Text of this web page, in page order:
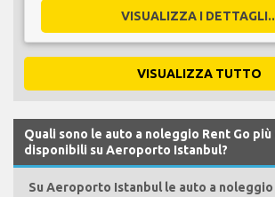
VISUALIZZA I
VISUALIZZA TUTTO
Quali sono le auto a noleggio Rent Go più
disponibili su Aeroporto Istanbul?
Su Aeroporto Istanbul le auto a